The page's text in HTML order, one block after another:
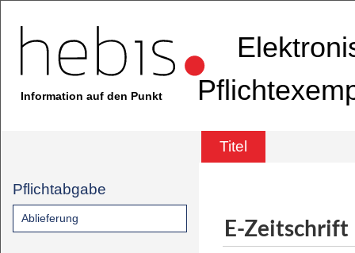
Information auf den Punkt
Titel
Pflichtabgabe
Ablieferung E-Zeitschrift